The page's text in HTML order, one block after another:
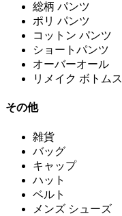
総柄 パンツ
ポリ パンツ
コットン パンツ
ショートパンツ
オーバーオール
リメイク ボトムス
その他
雑貨
バッグ
キャップ
ハット
ベルト
メンズ シューズ